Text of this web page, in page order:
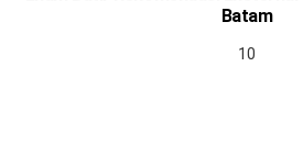
Batam